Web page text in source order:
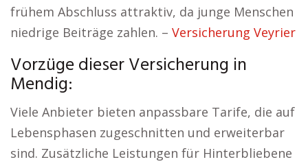
frühem Abschluss attraktiv, da junge Menschen
niedrige Beiträge zahlen. – Versicherung Veyrier
Vorzüge dieser Versicherung in
Mendig:
Viele Anbieter bieten anpassbare Tarife, die auf
Lebensphasen zugeschnitten und erweiterbar
sind. Zusätzliche Leistungen für Hinterbliebene